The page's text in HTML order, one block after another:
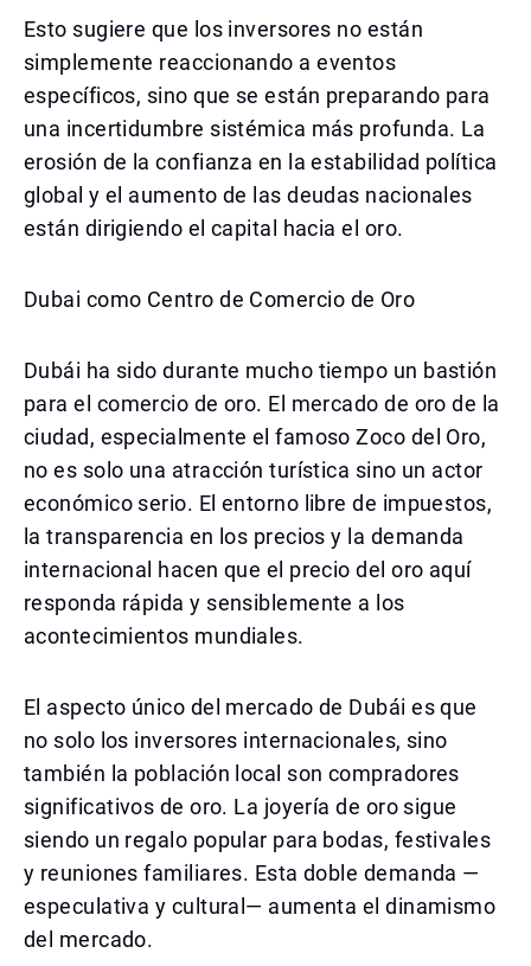
Esto sugiere que los inversores no están
simplemente reaccionando a eventos
específicos, sino que se están preparando para
una incertidumbre sistémica más profunda. La
erosión de la confianza en la estabilidad política
global y el aumento de las deudas nacionales
están dirigiendo el capital hacia el oro.
Dubai como Centro de Comercio de Oro
Dubái ha sido durante mucho tiempo un bastión
para el comercio de oro. El mercado de oro de la
ciudad, especialmente el famoso Zoco del Oro,
no es solo una atracción turística sino un actor
económico serio. El entorno libre de impuestos,
la transparencia en los precios y la demanda
internacional hacen que el precio del oro aquí
responda rápida y sensiblemente a los
acontecimientos mundiales.
El aspecto único del mercado de Dubái es que
no solo los inversores internacionales, sino
también la población local son compradores
significativos de oro. La joyería de oro sigue
siendo un regalo popular para bodas, festivales
y reuniones familiares. Esta doble demanda —
especulativa y cultural— aumenta el dinamismo
del mercado.